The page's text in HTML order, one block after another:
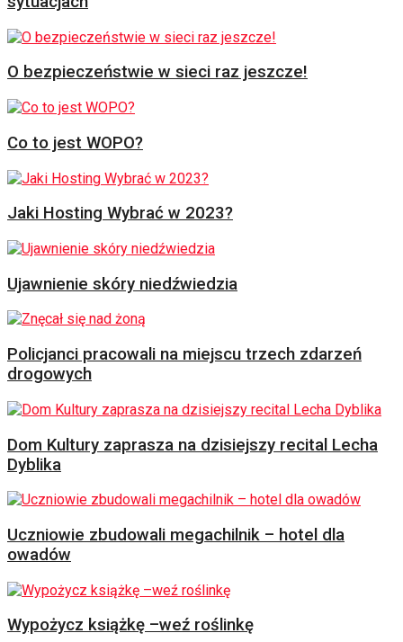
O bezpieczeństwie w sieci raz jeszcze!
Co to jest WOPO?
Jaki Hosting Wybrać w 2023?
Ujawnienie skóry niedźwiedzia
Policjanci pracowali na miejscu trzech zdarzeń
drogowych
Dom Kultury zaprasza na dzisiejszy recital Lecha
Dyblika
Uczniowie zbudowali megachilnik – hotel dla
owadów
Wypożycz książkę –weź roślinkę